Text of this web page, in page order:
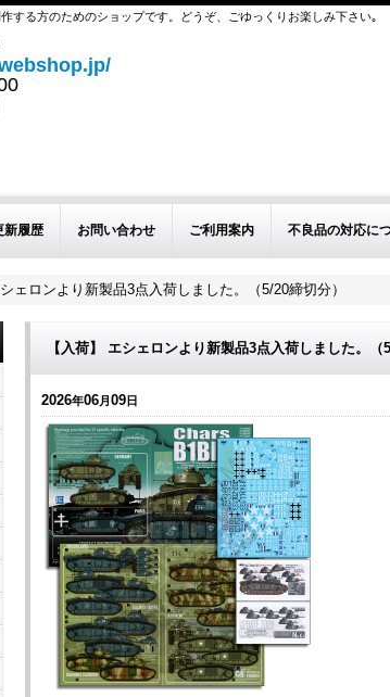
する方のためのショップです。どうぞ、ごゆっくりお楽しみ下さい｡
新履歴 お問い合わせ ご利用案内 不良品の対応に
シェロンより新製品3点入荷しました。（5/20締切分）
【入荷】 エシェロンより新製品3点入荷しました。（
2026年06月09日